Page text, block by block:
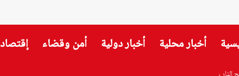
أخبار محلية أخبار دولية أمن وقضاء إقتصاد